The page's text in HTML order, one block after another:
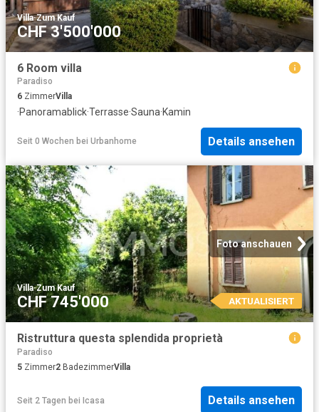
Villa·Zum Kauf
CHF 3'500'000
6 Room villa
Paradiso
6 ZimmerVilla
·Panoramablick·Terrasse·Sauna·Kamin
Seit 0 Wochen bei Urbanhome Details ansehen
Foto anschauen
Villa·Zum Kauf
CHF 745'000 AKTUALISIERT
Ristruttura questa splendida proprietà
Paradiso
5 Zimmer2 BadezimmerVilla
Seit 2 Tagen bei Icasa Details ansehen